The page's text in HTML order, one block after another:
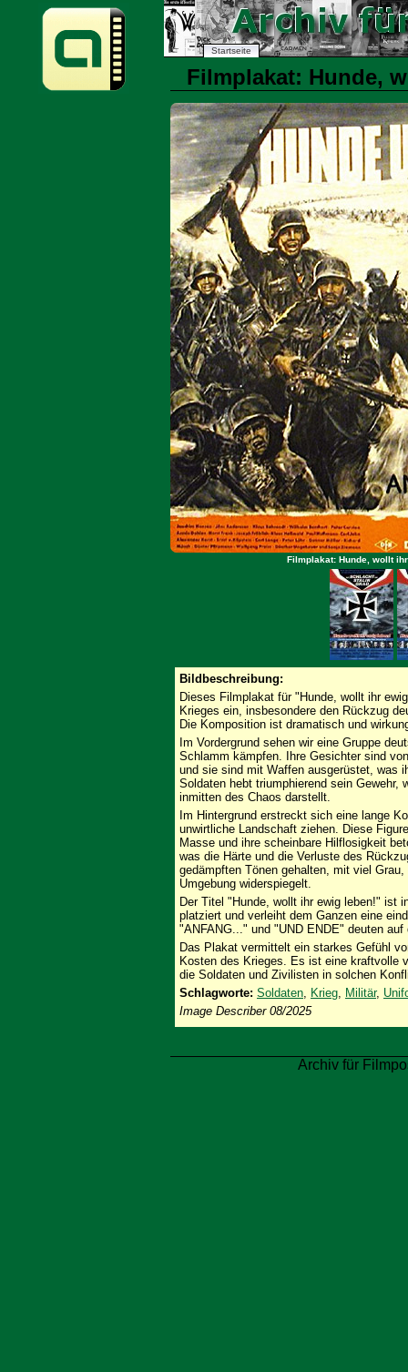
Startseite
Filmplakat: Hunde,
Filmplakat: Hunde, wollt
Bildbeschreibung:
Dieses Filmplakat für "Hunde, wollt ihr
Krieges ein, insbesondere den Rückzug
Die Komposition ist dramatisch und
Im Vordergrund sehen wir eine Gruppe
Schlamm kämpfen. Ihre Gesichter sind
und sie sind mit Waffen ausgerüstet, was
Soldaten hebt triumphierend sein Gewehr,
inmitten des Chaos darstellt.
Im Hintergrund erstreckt sich eine lange
unwirtliche Landschaft ziehen. Diese
Masse und ihre scheinbare Hilflosigkeit
was die Härte und die Verluste des
gedämpften Tönen gehalten, mit viel
Umgebung widerspiegelt.
Der Titel "Hunde, wollt ihr ewig leben!" ist
platziert und verleiht dem Ganzen eine
"ANFANG..." und "UND ENDE" deuten
Das Plakat vermittelt ein starkes Gefühl
Kosten des Krieges. Es ist eine kraftvolle
die Soldaten und Zivilisten in solchen
Schlagworte: Soldaten, Krieg, Militär,
Image Describer 08/2025
Archiv für